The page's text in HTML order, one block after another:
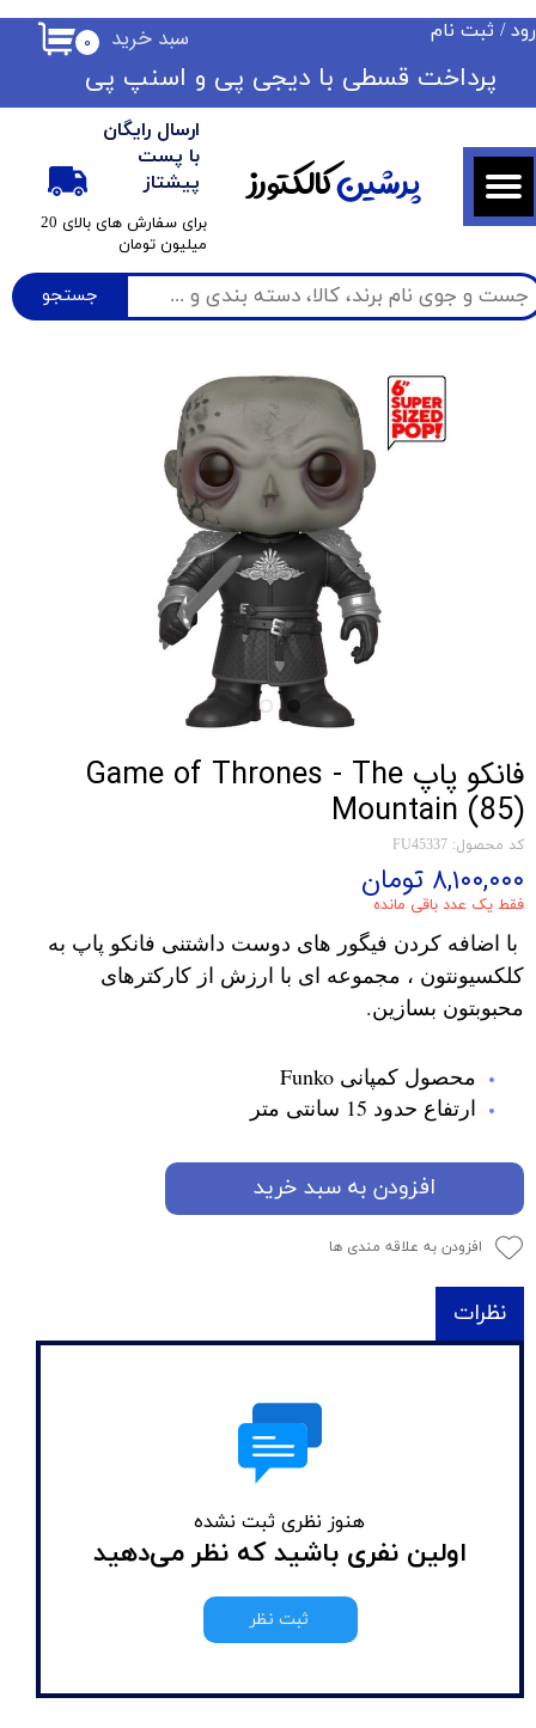
جستجو
ارسال رایگان
با پست
پیشتاز
​برای سفارش های بالای 20
میلیون تومان
۰ سبد خرید / ثبت نام
حساب کاربری من
تغییر گذر واژه
سفارشات
خروج از حساب کاربری
​​پرداخت قسطی با دیجی پی ​​​​​​​و اسنپ پی
پرشینکالکتورز
فانکو پاپ Game of Thrones - The
Mountain (85)
کد محصول: FU45337
۸,۱۰۰,۰۰۰ تومان
فقط یک عدد باقی مانده
با اضافه کردن فیگور های دوست داشتنی فانکو پاپ به
کلکسیونتون ، مجموعه ای با ارزش از کارکترهای
محبوبتون بسازین.
محصول کمپانی Funko
ارتفاع حدود 15 سانتی متر
افزودن به سبد خرید
افزودن به علاقه مندی ها
نظرات
هنوز نظری ثبت نشده
اولین نفری باشید که نظر می‌دهید
ثبت نظر